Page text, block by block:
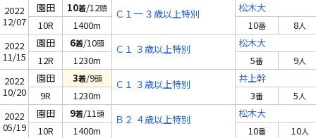
2022
12/07
園田 10着/12頭 Ｃ１一 ３歳以上特別
松木大
10R
1400m 10番 8人
2022
11/15
園田 6着/10頭 Ｃ１ ３歳以上特別
松木大
12R
1230m 5番 9人
2022
10/20
園田 3着/9頭 Ｃ１ ３歳以上特別
井上幹
9R
1230m 3番 5人
2022
05/19
園田 9着/11頭 Ｂ２ ４歳以上特別
松木大
10R
1400m 10番 10人